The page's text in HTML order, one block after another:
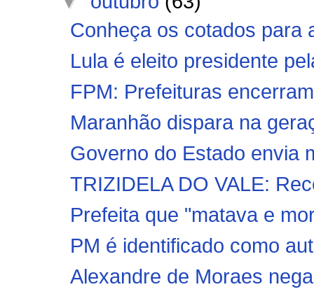
Conheça os cotados para
Lula é eleito presidente
FPM: Prefeituras
Maranhão dispara na
Governo do Estado envia
TRIZIDELA DO VALE:
Prefeita que "matava e
PM é identificado como
Alexandre de Moraes